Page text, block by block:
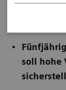
soll hohe